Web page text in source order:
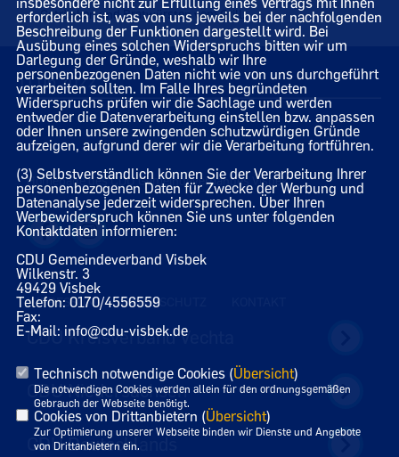
Getränken und Bratwürsten vom Grill.
11.06.2022
Homepage des CDU Gemeindeverbandes Visbek
IMPRESSUM DATENSCHUTZ
CDU Kreisverband Vechta
CDU Niedersachsen
CDU Deutschlands
erforderlich ist, was von uns jeweils bei der nachfolgenden
Beschreibung der Funktionen dargestellt wird. Bei
Ausübung eines solchen Widerspruchs bitten wir um
Darlegung der Gründe, weshalb wir Ihre
personenbezogenen Daten nicht wie von uns durchgeführt
verarbeiten sollten. Im Falle Ihres begründeten
Widerspruchs prüfen wir die Sachlage und werden
entweder die Datenverarbeitung einstellen bzw. anpassen
oder Ihnen unsere zwingenden schutzwürdigen Gründe
aufzeigen, aufgrund derer wir die Verarbeitung fortführen.
(3) Selbstverständlich können Sie der Verarbeitung Ihrer
personenbezogenen Daten für Zwecke der Werbung und
Datenanalyse jederzeit widersprechen. Über Ihren
Werbewiderspruch können Sie uns unter folgenden
Kontaktdaten informieren:
CDU Gemeindeverband Visbek
Wilkenstr. 3
49429 Visbek
Telefon: 0170/4556559
Fax:
E-Mail: info@cdu-visbek.de
Technisch notwendige Cookies (Übersicht)
Die notwendigen Cookies werden allein für den ordnungsgemäßen
Gebrauch der Webseite benötigt.
Cookies von Drittanbietern (Übersicht)
Zur Optimierung unserer Webseite binden wir Dienste und Angebote
von Drittanbietern ein.